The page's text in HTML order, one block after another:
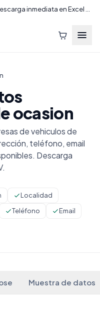
ocasion
de vehiculos de
teléfono, email
Descarga
Localidad
Teléfono
Email
Muestra de datos